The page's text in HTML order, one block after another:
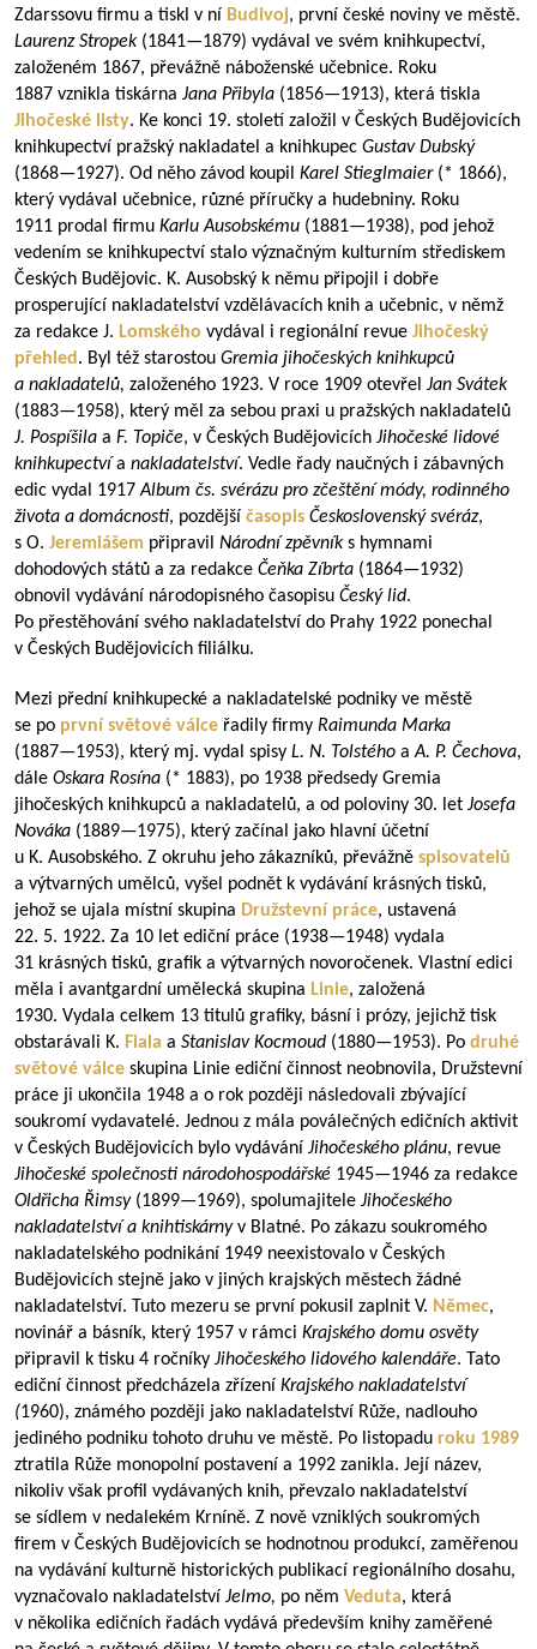
Zdarssovu firmu a tiskl v ní Budivoj, první české noviny ve městě.
Laurenz Stropek(1841—1879) vydával ve svém knihkupectví,
založeném 1867, převážně náboženské učebnice. Roku
1887 vznikla tiskárna Jana Přibyla (1856—1913), která tiskla
Jihočeské listy. Ke konci 19. století založil v Českých Budějovicích
knihkupectví pražský nakladatel a knihkupec Gustav Dubský
(1868—1927). Od něho závod koupil Karel Stieglmaier(* 1866),
který vydával učebnice, různé příručky a hudebniny. Roku
1911 prodal firmu Karlu Ausobskému (1881—1938), pod jehož
vedením se knihkupectví stalo význačným kulturním střediskem
Českých Budějovic. K. Ausobský k němu připojil i dobře
prosperující nakladatelství vzdělávacích knih a učebnic, v němž
za redakce J. Lomského vydával i regionální revue Jihočeský
přehled . Byl též starostou Gremia jihočeských knihkupců
a nakladatelů, založeného 1923. V roce 1909 otevřel Jan Svátek
(1883—1958), který měl za sebou praxi u pražských nakladatelů
J. Pospíšila a F. Topiče, v Českých Budějovicích Jihočeské lidové
knihkupectvía nakladatelství. Vedle řady naučných i zábavných
edic vydal 1917Album čs. svérázu pro zčeštění módy, rodinného
života a domácnosti, pozdější časopis Československý svéráz,
s O. Jeremiášem připravil Národní zpěvníks hymnami
dohodových států a za redakce Čeňka Zíbrta (1864—1932)
obnovil vydávání národopisného časopisu Český lid.
Po přestěhování svého nakladatelství do Prahy 1922 ponechal
v Českých Budějovicích filiálku.
Mezi přední knihkupecké a nakladatelské podniky ve městě
se po první světové válce řadily firmy Raimunda Marka
(1887—1953), který mj. vydal spisy L. N. Tolstého aA. P. Čechova,
dále Oskara Rosína (* 1883), po 1938 předsedy Gremia
jihočeských knihkupců a nakladatelů, a od poloviny 30. let Josefa
Nováka (1889—1975), který začínal jako hlavní účetní
u K. Ausobského. Z okruhu jeho zákazníků, převážně spisovatelů
a výtvarných umělců, vyšel podnět k vydávání krásných tisků,
jehož se ujala místní skupina Družstevní práce, ustavená
22. 5. 1922. Za 10 let ediční práce (1938—1948) vydala
31 krásných tisků, grafik a výtvarných novoročenek. Vlastní edici
měla i avantgardní umělecká skupina Linie, založená
1930. Vydala celkem 13 titulů grafiky, básní i prózy, jejichž tisk
obstarávali K. Fiala a Stanislav Kocmoud (1880—1953). Po druhé
světové válce skupina Linie ediční činnost neobnovila, Družstevní
práce ji ukončila 1948 a o rok později následovali zbývající
soukromí vydavatelé. Jednou z mála poválečných edičních aktivit
v Českých Budějovicích bylo vydávání Jihočeského plánu, revue
Jihočeské společnosti národohospodářské 1945—1946 za redakce
Oldřicha Řimsy(1899—1969), spolumajitele Jihočeského
nakladatelství a knihtiskárnyv Blatné. Po zákazu soukromého
nakladatelského podnikání 1949 neexistovalo v Českých
Budějovicích stejně jako v jiných krajských městech žádné
nakladatelství. Tuto mezeru se první pokusil zaplnit V. Němec,
novinář a básník, který 1957 v rámci Krajského domu osvěty
připravil k tisku 4 ročníky Jihočeského lidového kalendáře. Tato
ediční činnost předcházela zřízení Krajského nakladatelství
(1960), známého později jako nakladatelství Růže, nadlouho
jediného podniku tohoto druhu ve městě. Po listopadu roku 1989
ztratila Růže monopolní postavení a 1992 zanikla. Její název,
nikoliv však profil vydávaných knih, převzalo nakladatelství
se sídlem v nedalekém Krníně. Z nově vzniklých soukromých
firem v Českých Budějovicích se hodnotnou produkcí, zaměřenou
na vydávání kulturně historických publikací regionálního dosahu,
vyznačovalo nakladatelství Jelmo, po něm Veduta, která
v několika edičních řadách vydává především knihy zaměřené